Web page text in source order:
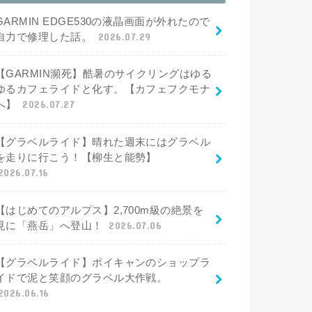
EDGE530の液晶画面が外れたので
力で修理した話。
2026.07.29
GARMIN瀕死】酷暑のサイクリングはゆる
るカフェライドと化す。【カフェフクモナ
】
2026.07.27
グラベルライド】晴れた週末にはグラベル
走りに行こう！【柳生と能勢】
はじめてのアルプス】2,700m級の絶景を
に「燕岳」へ登山！
2026.07.06
グラベルライド】ポイキャンのショップラ
ドで泥と笑顔のグラベル大作戦。